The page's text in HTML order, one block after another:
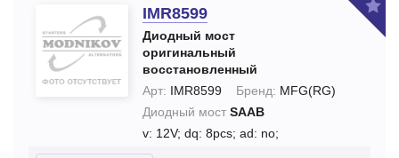
IMR8599
Диодный мост
оригинальный
восстановленный
Арт: IMR8599 Бренд: MFG(RG)
Диодный мост SAAB
v: 12V; dq: 8pcs; ad: no;